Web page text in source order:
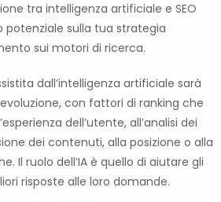
tra intelligenza artificiale e SEO
sulla tua strategia
sui motori di ricerca.
dall’intelligenza artificiale sarà
con fattori di ranking che
dell’utente, all’analisi dei
dei contenuti, alla posizione o alla
Il ruolo dell’IA è quello di aiutare gli
risposte alle loro domande.